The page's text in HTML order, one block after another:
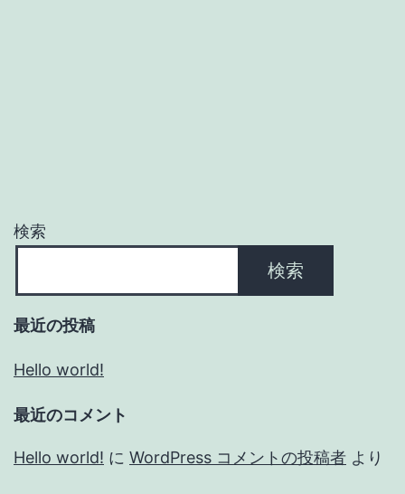
検索
検索
最近の投稿
Hello world!
最近のコメント
Hello world! に WordPress コメントの投稿者 より